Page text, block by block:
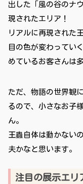
出した「風の谷のナ
現されたエリア！
リアルに再現された
目の色が変わってい
めているお客さんは
ただ、物語の世界観
るので、小さなお子
ん。
王蟲自体は動かない
夫かなと思います。
注目の展示エリ